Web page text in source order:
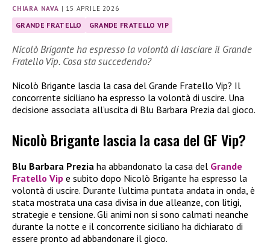
CHIARA NAVA | 15 APRILE 2026
GRANDE FRATELLO GRANDE FRATELLO VIP
Nicolò Brigante ha espresso la volontà di lasciare il Grande
Fratello Vip. Cosa sta succedendo?
Nicolò Brigante lascia la casa del Grande Fratello Vip? Il
concorrente siciliano ha espresso la volontà di uscire. Una
decisione associata all’uscita di Blu Barbara Prezia dal gioco.
Nicolò Brigante lascia la casa del GF Vip?
Blu Barbara Prezia ha abbandonato la casa del Grande
Fratello Vip e subito dopo Nicolò Brigante ha espresso la
volontà di uscire. Durante l’ultima puntata andata in onda, è
stata mostrata una casa divisa in due alleanze, con litigi,
strategie e tensione. Gli animi non si sono calmati neanche
durante la notte e il concorrente siciliano ha dichiarato di
essere pronto ad abbandonare il gioco.